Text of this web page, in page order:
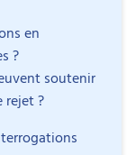
en
?
soutenir
rejet ?